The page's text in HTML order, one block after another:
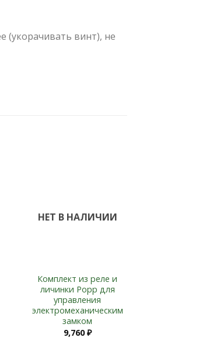
(укорачивать винт), не
НЕТ В НАЛИЧИИ
Комплект из реле и
личинки Popp для
управления
электромеханическим
замком
9,760₽